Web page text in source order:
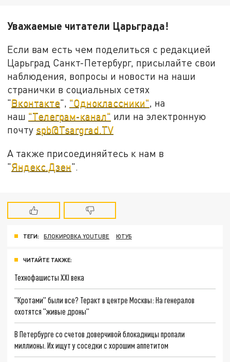
Уважаемые читатели Царьграда!
Если вам есть чем поделиться с редакцией
Царьград Санкт-Петербург, присылайте свои
наблюдения, вопросы и новости на наши
странички в социальных сетях
"Вконтакте", "Одноклассники", на
наш "Телеграм-канал" или на электронную
почту spb@Tsargrad.TV
А также присоединяйтесь к нам в
"Яндекс.Дзен".
ТЕГИ: БЛОКИРОВКА YOUTUBE ЮТУБ
ЧИТАЙТЕ ТАКЖЕ:
Технофашисты XXI века
"Кротами" были все? Теракт в центре Москвы: На генералов
охотятся "живые дроны"
В Петербурге со счетов доверчивой блокадницы пропали
миллионы. Их ищут у соседки с хорошим аппетитом